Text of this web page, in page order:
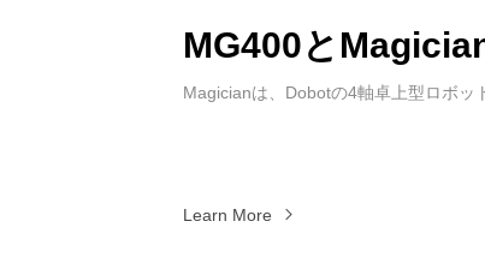
MG400と
Magicianは、Dobotの4軸卓上型ロボッ
Learn More